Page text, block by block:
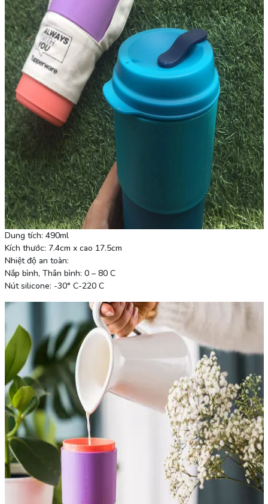
Dung tích: 490ml
Kích thước: 7.4cm x cao 17.5cm
Nhiệt độ an toàn:
Nắp bình, Thân bình: 0 – 80 C
Nút silicone: -30° C-220 C